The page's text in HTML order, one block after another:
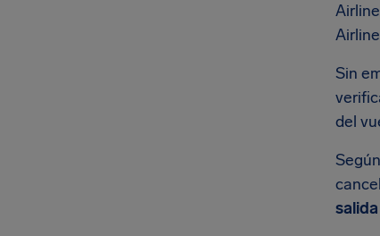
Sin
del